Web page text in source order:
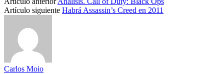
Artículo siguiente Habrá Assassin’s Creed en 2011
Carlos Moio